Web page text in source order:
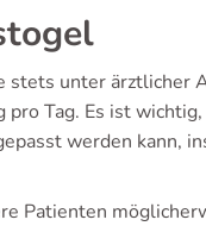
unter ärztlicher
Tag. Es ist
werden kann,
Patienten